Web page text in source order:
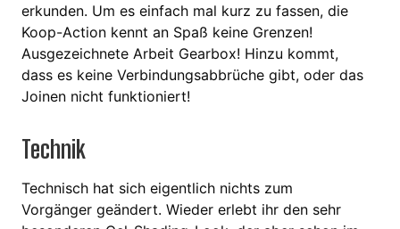
erkunden. Um es einfach mal kurz zu fassen, die
Koop-Action kennt an Spaß keine Grenzen!
Ausgezeichnete Arbeit Gearbox! Hinzu kommt,
dass es keine Verbindungsabbrüche gibt, oder das
Joinen nicht funktioniert!
Technik
Technisch hat sich eigentlich nichts zum
Vorgänger geändert. Wieder erlebt ihr den sehr